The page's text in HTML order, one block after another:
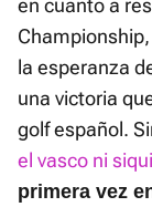
en cuanto a
la esperanza
una victoria
golf español.
el vasco ni
primera vez